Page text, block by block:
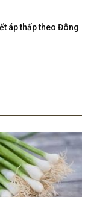
áp thấp theo Đông